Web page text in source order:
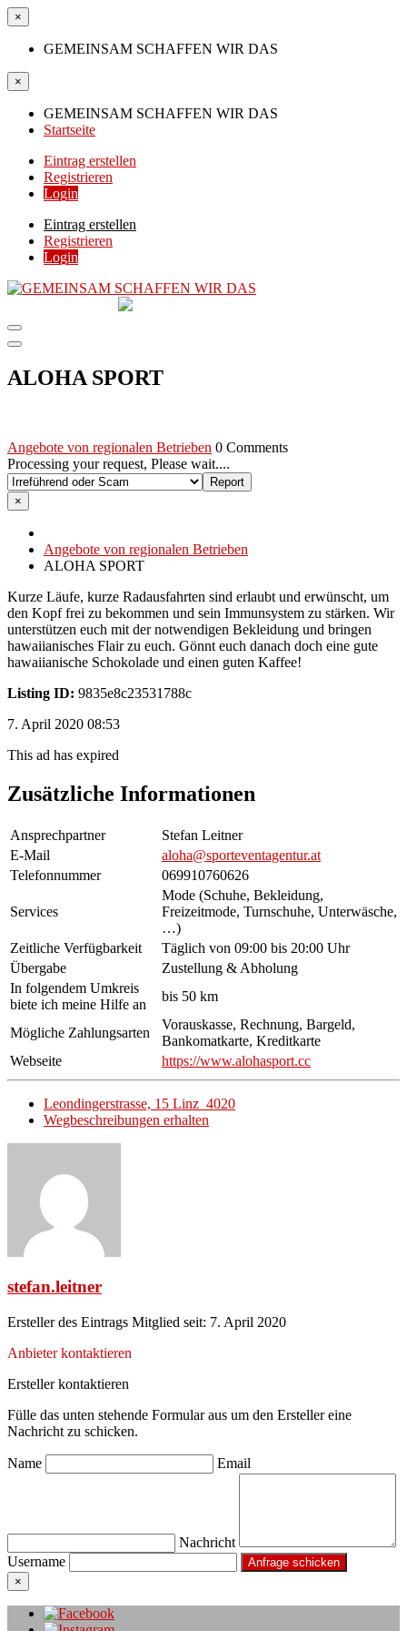
×
GEMEINSAM SCHAFFEN WIR DAS
×
GEMEINSAM SCHAFFEN WIR DAS
Startseite
Eintrag erstellen
Registrieren
Login
Eintrag erstellen
Registrieren
Login
ALOHA SPORT
Angebote von regionalen Betrieben 0 Comments
Processing your request, Please wait....
×
Angebote von regionalen Betrieben
ALOHA SPORT
Kurze Läufe, kurze Radausfahrten sind erlaubt und erwünscht, um
den Kopf frei zu bekommen und sein Immunsystem zu stärken. Wir
unterstützen euch mit der notwendigen Bekleidung und bringen
hawaiianisches Flair zu euch. Gönnt euch danach doch eine gute
hawaiianische Schokolade und einen guten Kaffee!
Listing ID: 9835e8c23531788c
7. April 2020 08:53
This ad has expired
Zusätzliche Informationen
Ansprechpartner
Stefan Leitner
E-Mail
aloha@sporteventagentur.at
Telefonnummer
069910760626
Services
Mode (Schuhe, Bekleidung,
Freizeitmode, Turnschuhe, Unterwäsche,
…)
Zeitliche Verfügbarkeit
Täglich von 09:00 bis 20:00 Uhr
Übergabe
Zustellung & Abholung
In folgendem Umkreis
biete ich meine Hilfe an
bis 50 km
Mögliche Zahlungsarten
Vorauskasse, Rechnung, Bargeld,
Bankomatkarte, Kreditkarte
Webseite
https://www.alohasport.cc
Leondingerstrasse, 15 Linz 4020
Wegbeschreibungen erhalten
stefan.leitner
Ersteller des Eintrags Mitglied seit: 7. April 2020
Anbieter kontaktieren
Ersteller kontaktieren
Fülle das unten stehende Formular aus um den Ersteller eine
Nachricht zu schicken.
Name Email
Nachricht
Username
×